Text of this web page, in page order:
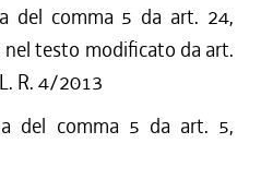
del comma 5 da art. 24,
testo modificato da art.
R. 4/2013
del comma 5 da art. 5,